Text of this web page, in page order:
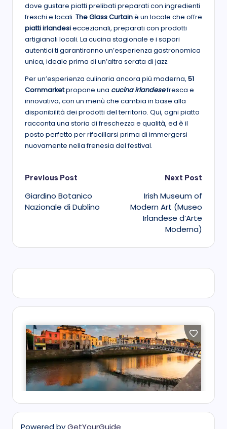
dove gustare piatti prelibati preparati con ingredienti
freschi e locali. The Glass Curtainè un locale che offre
piatti irlandesieccezionali, preparati con prodotti
artigianali locali. La cucina stagionale e i sapori
autentici ti garantiranno un’esperienza gastronomica
unica, ideale prima di un’altra serata di jazz.
Per un’esperienza culinaria ancora più moderna, 51
Cornmarketpropone una cucina irlandesefresca e
innovativa, con un menù che cambia in base alla
disponibilità dei prodotti del territorio. Qui, ogni piatto
racconta una storia di freschezza e qualità, ed è il
posto perfetto per rifocillarsi prima di immergersi
nuovamente nella frenesia del festival.
Post
navigation
Previous Post
Giardino Botanico
Nazionale di Dublino
Next Post
Irish Museum of
Modern Art (Museo
Irlandese d’Arte
Moderna)
Powered byGetYourGuide